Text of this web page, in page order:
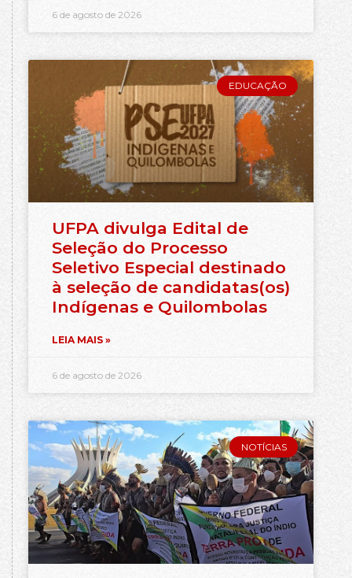
6 de agosto de 2026
EDUCAÇÃO
UFPA divulga Edital de
Seleção do Processo
Seletivo Especial destinado
à seleção de candidatas(os)
Indígenas e Quilombolas
LEIA MAIS »
6 de agosto de 2026
NOTÍCIAS